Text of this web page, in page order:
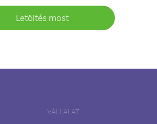
Letöltés most
VÁLLALAT